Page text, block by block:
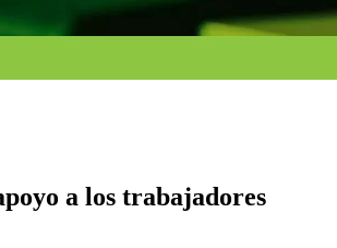
a los trabajadores